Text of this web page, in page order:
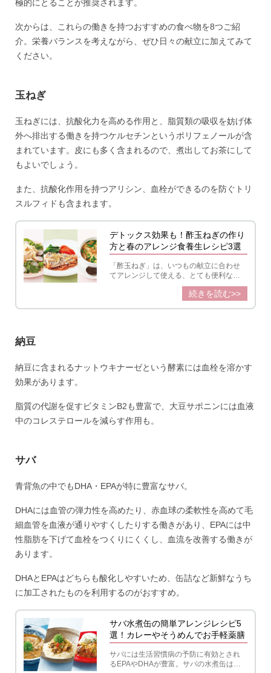
極的にとることが推奨されます。
次からは、これらの働きを持つおすすめの食べ物を8つご紹
介。栄養バランスを考えながら、ぜひ日々の献立に加えてみて
ください。
玉ねぎ
玉ねぎには、抗酸化力を高める作用と、脂質類の吸収を妨げ体
外へ排出する働きを持つケルセチンというポリフェノールが含
まれています。皮にも多く含まれるので、煮出してお茶にして
もよいでしょう。
また、抗酸化作用を持つアリシン、血栓ができるのを防ぐトリ
スルフィドも含まれます。
デトックス効果も！酢玉ねぎの作り
方と春のアレンジ食養生レシピ3選
「酢玉ねぎ」は、いつもの献立に合わせ
てアレンジして使える、とても便利な常
備菜です。1日漬けることで玉ねぎの辛み
と酢の酸味がマイルドになり、うま味が
続きを読む>>
納豆
納豆に含まれるナットウキナーゼという酵素には血栓を溶かす
効果があります。
脂質の代謝を促すビタミンB2も豊富で、大豆サポニンには血液
中のコレステロールを減らす作用も。
サバ
青背魚の中でもDHA・EPAが特に豊富なサバ。
DHAには血管の弾力性を高めたり、赤血球の柔軟性を高めて毛
細血管を血液が通りやすくしたりする働きがあり、EPAには中
性脂肪を下げて血栓をつくりにくくし、血流を改善する働きが
あります。
DHAとEPAはどちらも酸化しやすいため、缶詰など新鮮なうち
に加工されたものを利用するのがおすすめ。
サバ水煮缶の簡単アレンジレシピ5
選！カレーやそうめんでお手軽薬膳
サバには生活習慣病の予防に有効とされ
るEPAやDHAが豊富。サバの水煮缶は、